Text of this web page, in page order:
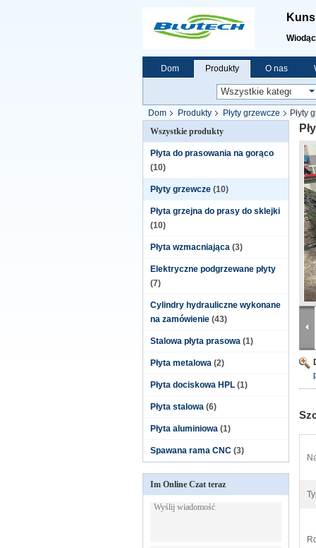
Dom Produkty O nas
Dom Produkty Płyty grzewcze
Płyty
Wszystkie produkty
Płyta do prasowania na gorąco
(10)
Płyty grzewcze (10)
Płyta grzejna do prasy do sklejki
(10)
Płyta wzmacniająca (3)
Elektryczne podgrzewane płyty
(7)
Cylindry hydrauliczne wykonane
na zamówienie (43)
Stalowa płyta prasowa (1)
Płyta metalowa (2)
Płyta dociskowa HPL (1)
Płyta stalowa (6)
Płyta aluminiowa (1)
Spawana rama CNC (3)
Im Online Czat teraz